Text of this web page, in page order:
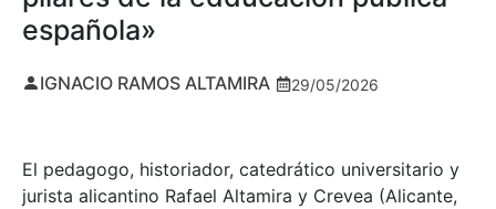
española»
IGNACIO RAMOS ALTAMIRA 29/05/2026
El pedagogo, historiador, catedrático universitario y
jurista alicantino Rafael Altamira y Crevea (Alicante,